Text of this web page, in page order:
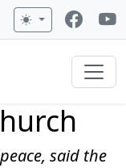
said the